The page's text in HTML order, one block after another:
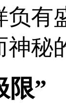
负有
神秘
限”